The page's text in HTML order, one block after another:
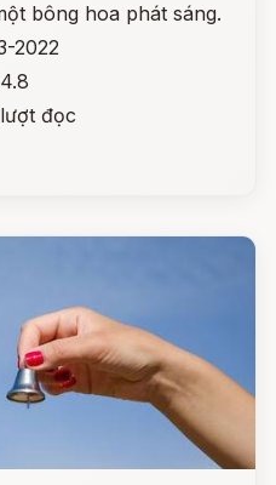
bông hoa phát sáng.
2022
đọc